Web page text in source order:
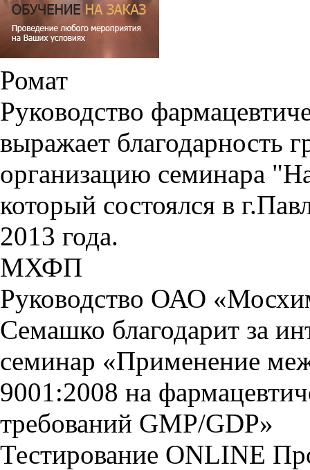
Ромат
Руководство
выражает благодарность
организацию семинара
который состоялся в
2013 года.
МХФП
Руководство ОАО
Семашко благодарит за
семинар «Применение
9001:2008 на
требований GMP/GDP»
Тестирование ONLINE